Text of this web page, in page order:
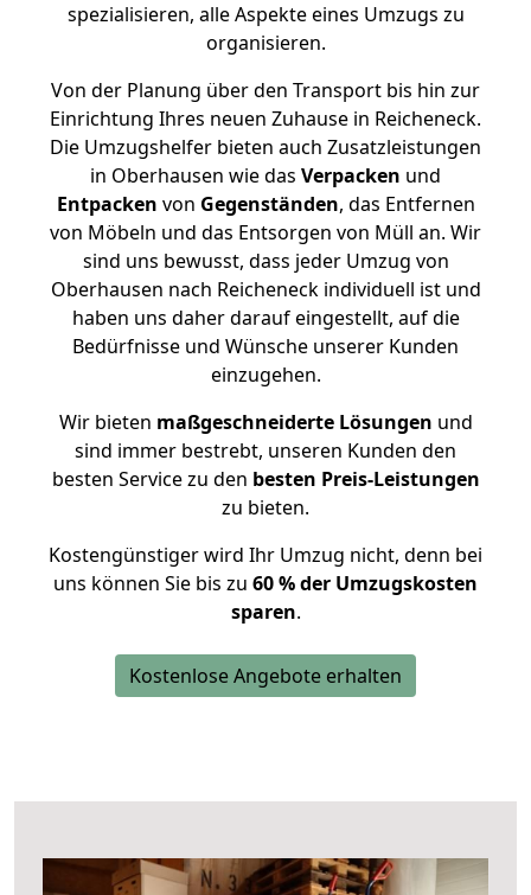
spezialisieren, alle Aspekte eines Umzugs zu
organisieren.
Von der Planung über den Transport bis hin zur
Einrichtung Ihres neuen Zuhause in Reicheneck.
Die Umzugshelfer bieten auch Zusatzleistungen
in Oberhausen wie das Verpacken und
Entpacken von Gegenständen, das Entfernen
von Möbeln und das Entsorgen von Müll an. Wir
sind uns bewusst, dass jeder Umzug von
Oberhausen nach Reicheneck individuell ist und
haben uns daher darauf eingestellt, auf die
Bedürfnisse und Wünsche unserer Kunden
einzugehen.
Wir bieten maßgeschneiderte Lösungen und
sind immer bestrebt, unseren Kunden den
besten Service zu den besten Preis-Leistungen
zu bieten.
Kostengünstiger wird Ihr Umzug nicht, denn bei
uns können Sie bis zu 60 % der Umzugskosten
sparen.
Kostenlose Angebote erhalten